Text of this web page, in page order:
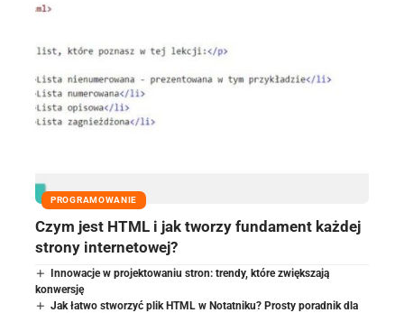
PROGRAMOWANIE
Czym jest HTML i jak tworzy fundament każdej
strony internetowej?
Innowacje w projektowaniu stron: trendy, które zwiększają
konwersję
Jak łatwo stworzyć plik HTML w Notatniku? Prosty poradnik dla